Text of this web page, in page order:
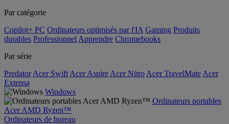
Par catégorie
Copilot+ PC Ordinateurs optimisés par l'IA Gaming Produits
durables Professionnel Apprendre Chromebooks
Par série
Predator Acer Swift Acer Aspire Acer Nitro Acer TravelMate Acer
Extensa
Windows
Ordinateurs portables
Acer AMD Ryzen™
Ordinateurs de bureau